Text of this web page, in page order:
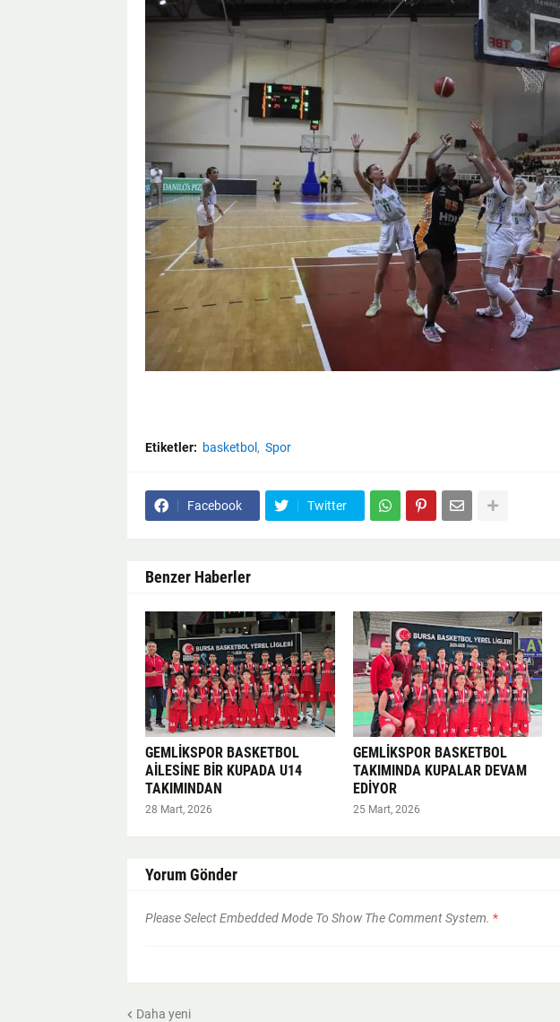
Etiketler: basketbol Spor
Facebook Twitter
Benzer Haberler
GEMLİKSPOR BASKETBOL
AİLESİNE BİR KUPADA U14
TAKIMINDAN
28 Mart, 2026
GEMLİKSPOR BASKETBOL
TAKIMINDA KUPALAR DEVAM
EDİYOR
25 Mart, 2026
Yorum Gönder
Please Select Embedded Mode To Show The Comment System. *
Daha yeni